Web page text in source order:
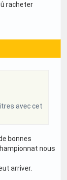
racheter
avec cet
bonnes
nous
arriver.